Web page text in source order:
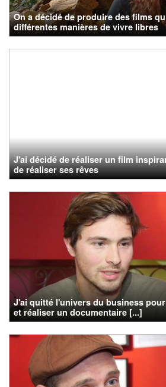
On a décidé de produire des films
différentes manières de vivre libres
J'ai décidé de réaliser un film
de réaliser ses rêves
J'ai quitté l'univers du business
et réaliser un documentaire [...]